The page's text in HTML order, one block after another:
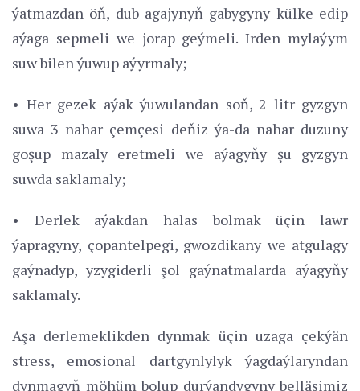
ýatmazdan öň, dub agajynyň gabygyny külke edip
aýaga sepmeli we jorap geýmeli. Irden mylaýym
suw bilen ýuwup aýyrmaly;
• Her gezek aýak ýuwulandan soň, 2 litr gyzgyn
suwa 3 nahar çemçesi deňiz ýa-da nahar duzuny
goşup mazaly eretmeli we aýagyňy şu gyzgyn
suwda saklamaly;
• Derlek aýakdan halas bolmak üçin lawr
ýapragyny, çopantelpegi, gwozdikany we atgulagy
gaýnadyp, yzygiderli şol gaýnatmalarda aýagyňy
saklamaly.
Aşa derlemeklikden dynmak üçin uzaga çekýän
stress, emosional dartgynlylyk ýagdaýlaryndan
dynmagyň möhüm bolup durýandygyny belläsimiz